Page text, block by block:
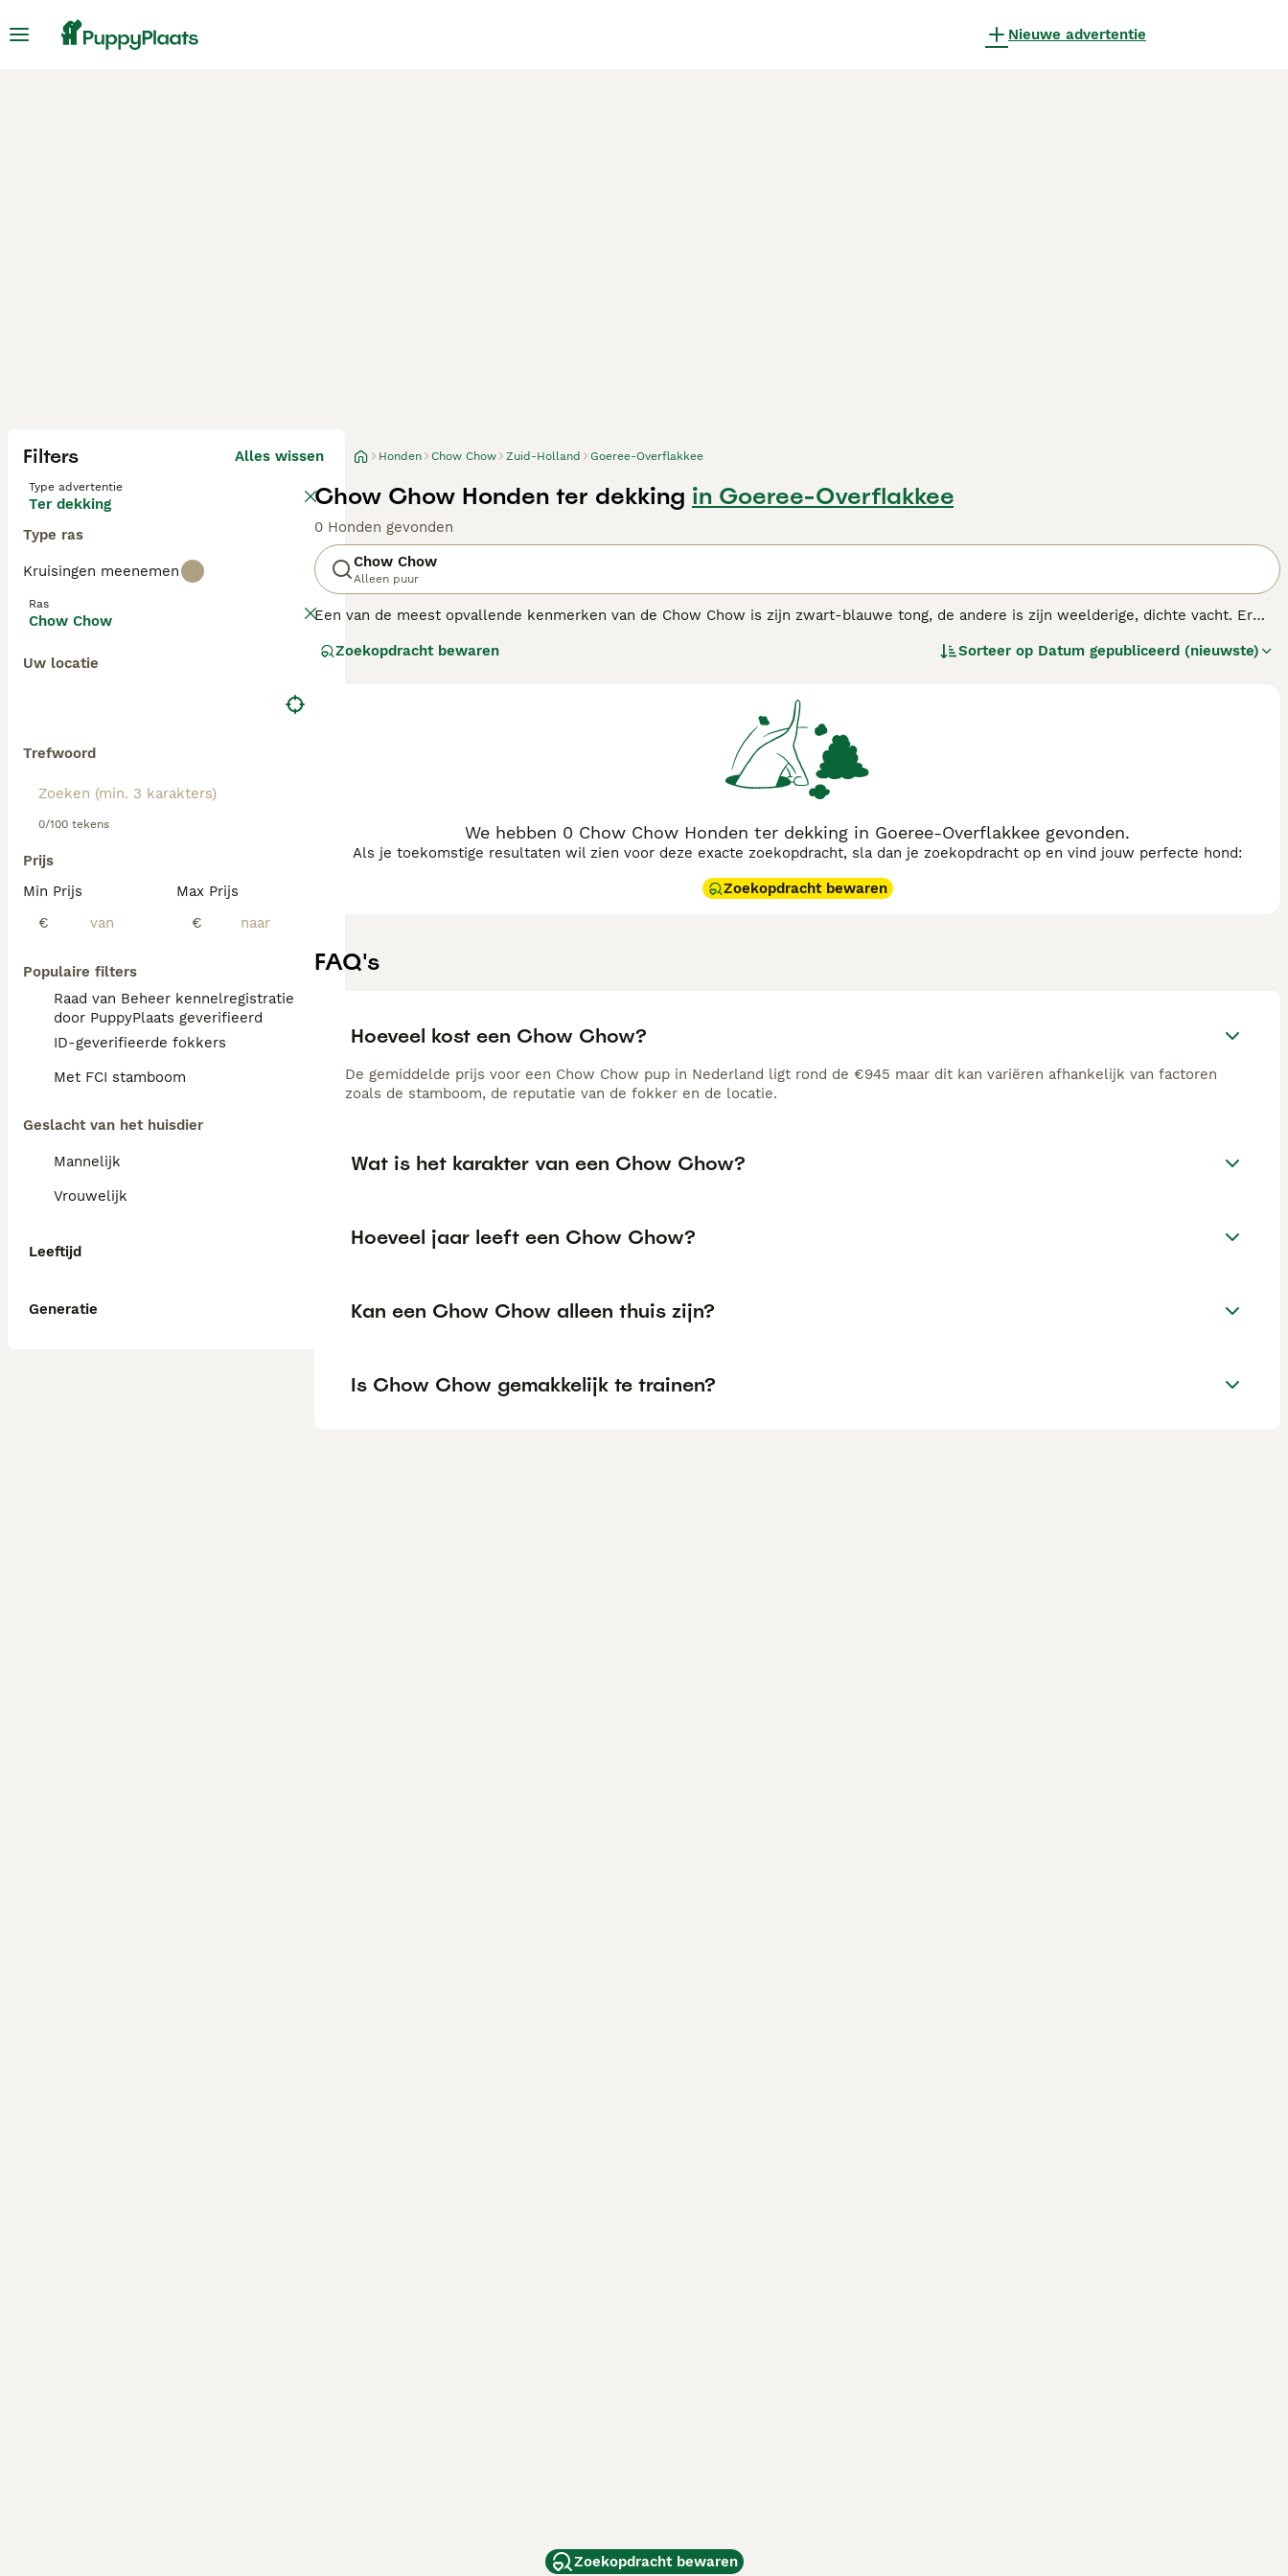
Nieuwe advertentie
Filters Alles wissen
Type advertentie
Ter dekking
Type ras
Kruisingen meenemen
Ras
Chow Chow
Uw locatie
Trefwoord
0/100 tekens
Prijs
Min Prijs
€
Max Prijs
€
Populaire filters
Raad van Beheer kennelregistratie
door PuppyPlaats geverifieerd
ID-geverifieerde fokkers
Met FCI stamboom
Geslacht van het huisdier
Mannelijk
Vrouwelijk
Leeftijd
Generatie
Honden Chow Chow Zuid-Holland Goeree-Overflakkee
Chow Chow Honden ter dekking in Goeree-Overflakkee
0 Honden gevonden
Chow Chow
Alleen puur
Een van de meest opvallende kenmerken van de Chow Chow is zijn zwart-blauwe tong, de andere is zijn weelderige, dichte vacht. Er
afstandelijk maar super loyaal en aanhankelijk naar hun baasjes en vooral de persoon in het gezin die het zorg geeft.
Zoekopdracht bewaren Sorteer op Datum gepubliceerd (nieuwste)
We hebben 0 Chow Chow Honden ter dekking in Goeree-Overflakkee gevonden.
Als je toekomstige resultaten wil zien voor deze exacte zoekopdracht, sla dan je zoekopdracht op en vind jouw perfecte hond:
Zoekopdracht bewaren
FAQ's
Hoeveel kost een Chow Chow?
De gemiddelde prijs voor een Chow Chow pup in Nederland ligt rond de €945 maar dit kan variëren afhankelijk van factoren
zoals de stamboom, de reputatie van de fokker en de locatie.
Wat is het karakter van een Chow Chow?
Hoeveel jaar leeft een Chow Chow?
Kan een Chow Chow alleen thuis zijn?
Is Chow Chow gemakkelijk te trainen?
Zoekopdracht bewaren